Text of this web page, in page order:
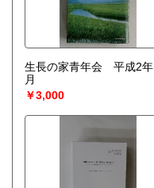
生長の家青年会 平成2年 6
月
￥3,000